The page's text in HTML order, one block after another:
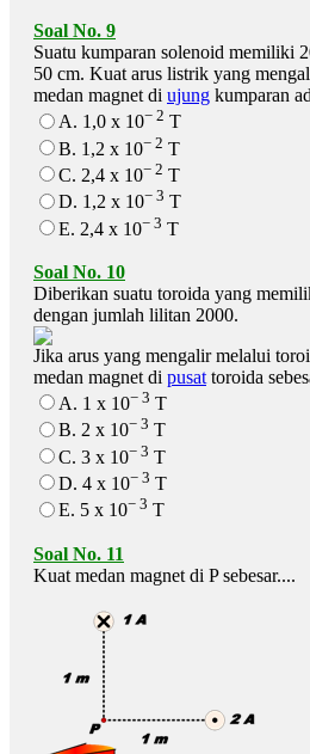
Soal No. 9
Suatu kumparan solenoid memiliki
50 cm. Kuat arus listrik yang
medan magnet di ujung kumparan
A. 1,0 x 10− 2 T
B. 1,2 x 10− 2 T
C. 2,4 x 10− 2 T
D. 1,2 x 10− 3 T
E. 2,4 x 10− 3 T
Soal No. 10
Diberikan suatu toroida yang
dengan jumlah lilitan 2000.
Jika arus yang mengalir melalui
medan magnet di pusat toroida
A. 1 x 10− 3 T
B. 2 x 10− 3 T
C. 3 x 10− 3 T
D. 4 x 10− 3 T
E. 5 x 10− 3 T
Soal No. 11
Kuat medan magnet di P sebesar....